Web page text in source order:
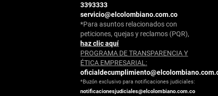
3393333
servicio@elcolombiano.com.co
*Para asuntos relacionados con
peticiones, quejas y reclamos (PQR),
haz clic aquí
PROGRAMA DE TRANSPARENCIA Y
ÉTICA EMPRESARIAL:
*Buzón exclusivo para notificaciones judiciales:
notificacionesjudiciales@elcolombiano.com.co